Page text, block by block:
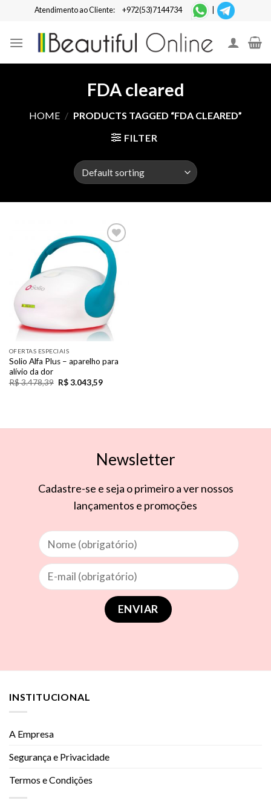
content
Atendimento ao Cliente: +972(53)7144734
FDA cleared
HOME / PRODUCTS TAGGED “FDA CLEARED”
FILTER
Add to
Wishlist
OFERTAS ESPECIAIS
Solio Alfa Plus – aparelho para
alívio da dor
R$3.478,39 R$3.043,59
Newsletter
Cadastre-se e seja o primeiro a ver nossos
lançamentos e promoções
INSTITUCIONAL
A Empresa
Segurança e Privacidade
Termos e Condições